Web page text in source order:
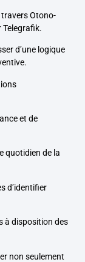
Otono-
Telegrafik.
d’une logique
et de
quotidien de la
d’identifier
à disposition des
non seulement